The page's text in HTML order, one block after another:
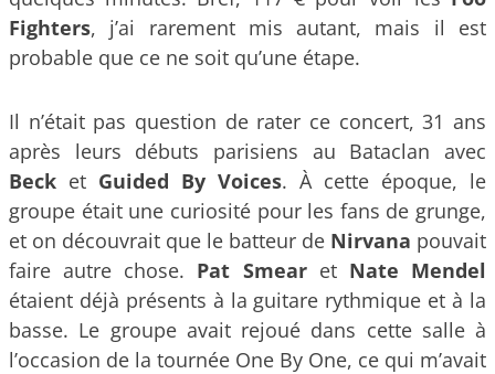
Fighters, j’ai rarement mis autant, mais il est
probable que ce ne soit qu’une étape.
Il n’était pas question de rater ce concert, 31 ans
après leurs débuts parisiens au Bataclan avec
Beck et Guided By Voices. À cette époque, le
groupe était une curiosité pour les fans de grunge,
et on découvrait que le batteur de Nirvana pouvait
faire autre chose. Pat Smearet Nate Mendel
étaient déjà présents à la guitare rythmique et à la
basse. Le groupe avait rejoué dans cette salle à
l’occasion de la tournée One By One, ce qui m’avait